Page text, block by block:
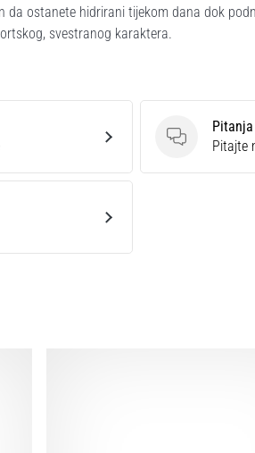
da ostanete hidrirani tijekom dana dok
svestranog karaktera.
Pitanja
Pitanja
Pitajte